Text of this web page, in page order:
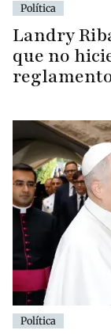
Política
Landry
que no
Política